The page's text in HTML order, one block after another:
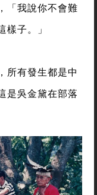
「我說你不會難
子。」
所有發生都是中
是吳金黛在部落